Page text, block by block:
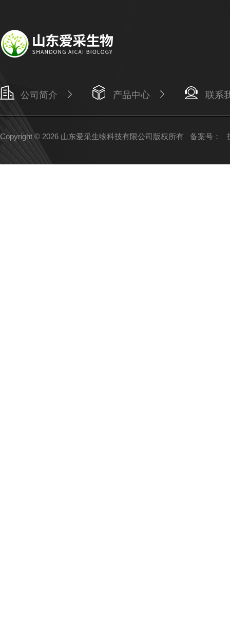
公司简介 产品中心 联系
Copyright © 2026 山东爱采生物科技有限公司版权所有 备案号：